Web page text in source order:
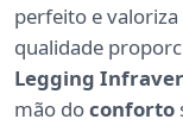
perfeito e
qualidade
Legging
mão doconforto